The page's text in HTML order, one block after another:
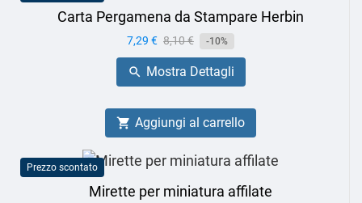
Carta Pergamena da Stampare Herbin
Prezzo
7,29 € Prezzo
base
8,10 € -10%
 Mostra Dettagli
 Aggiungi al carrello
Prezzo scontato
Mirette per miniatura affilate